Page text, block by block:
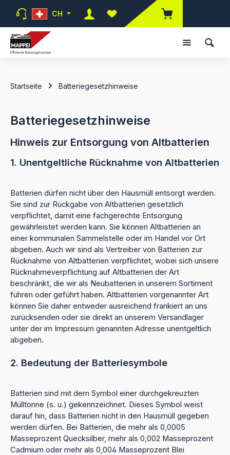
Zum Hauptinhalt springen
CH
Du hast 0 Produkte auf dem
Startseite Batteriegesetzhinweise
Batteriegesetzhinweise
Hinweis zur Entsorgung von Altbatterien
1. Unentgeltliche Rücknahme von Altbatterien
Batterien dürfen nicht über den Hausmüll entsorgt werden.
Sie sind zur Rückgabe von Altbatterien gesetzlich
verpflichtet, damit eine fachgerechte Entsorgung
gewährleistet werden kann. Sie können Altbatterien an
einer kommunalen Sammelstelle oder im Handel vor Ort
abgeben. Auch wir sind als Vertreiber von Batterien zur
Rücknahme von Altbatterien verpflichtet, wobei sich unsere
Rücknahmeverpflichtung auf Altbatterien der Art
beschränkt, die wir als Neubatterien in unserem Sortiment
führen oder geführt haben. Altbatterien vorgenannter Art
können Sie daher entweder ausreichend frankiert an uns
zurücksenden oder sie direkt an unserem Versandlager
unter der im Impressum genannten Adresse unentgeltlich
abgeben.
2. Bedeutung der Batteriesymbole
Batterien sind mit dem Symbol einer durchgekreuzten
Mülltonne (s. u.) gekennzeichnet. Dieses Symbol weist
darauf hin, dass Batterien nicht in den Hausmüll gegeben
werden dürfen. Bei Batterien, die mehr als 0,0005
Masseprozent Quecksilber, mehr als 0,002 Masseprozent
Cadmium oder mehr als 0,004 Masseprozent Blei